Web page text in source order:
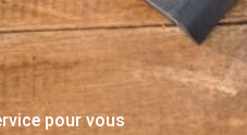
pour vous